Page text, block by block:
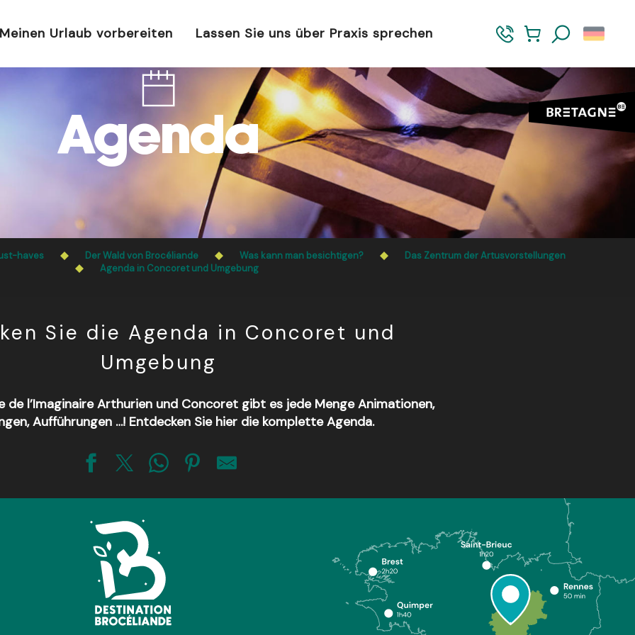
Meinen Urlaub vorbereiten Lassen Sie uns über Praxis sprechen
Agenda
haves Der Wald von Brocéliande Was kann man besichtigen?
Das Zentrum der Artusvorstellungen
Agenda in Concoret und Umgebung
Sie die Agenda in Concoret und
Umgebung
de l’Imaginaire Arthurien und Concoret gibt es jede Menge Animationen,
Aufführungen …! Entdecken Sie hier die komplette Agenda.